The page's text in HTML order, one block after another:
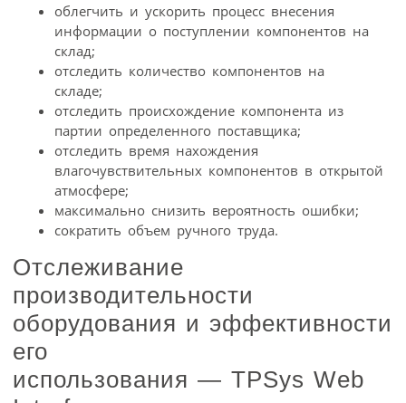
облегчить и ускорить процесс внесения
информации о поступлении компонентов на
склад;
отследить количество компонентов на
складе;
отследить происхождение компонента из
партии определенного поставщика;
отследить время нахождения
влагочувствительных компонентов в открытой
атмосфере;
максимально снизить вероятность ошибки;
сократить объем ручного труда.
Отслеживание
производительности
оборудования и эффективности
его
использования — TPSys Web